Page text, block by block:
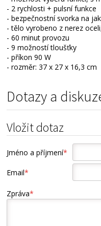
- 2 rychlosti + pulsní funkce
- bezpečnostní svorka na
- tělo vyrobeno z nerez
- 60 minut provozu
- 9 možností tloušťky
- příkon 90 W
- rozměr: 37 x 27 x 16,3 cm
Dotazy a
Vložit dotaz
Jméno a příjmení*
Email*
Zpráva*